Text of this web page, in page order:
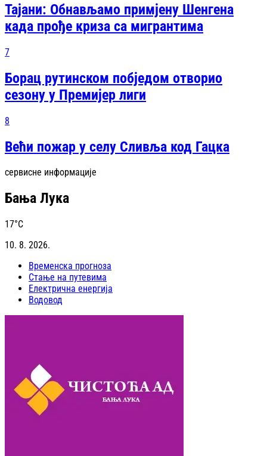
Тајани: Обнављамо примјену Шенгена
када прође криза са мигрантима
7
Борац рутинском побједом отворио
сезону у Премијер лиги
8
Већи пожар у селу Сливља код Гацка
сервисне информације
Бања Лука
17°C
10. 8. 2026.
Временска прогноза
Стање на путевима
Електрична енергија
Водовод